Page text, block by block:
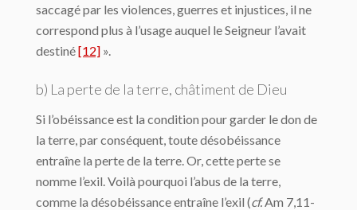
saccagé par les violences, guerres et injustices, il ne
correspond plus à l’usage auquel le Seigneur l’avait
destiné[12] ».
b) La perte de la terre, châtiment de Dieu
Si l’obéissance est la condition pour garder le don de
la terre, par conséquent, toute désobéissance
entraîne la perte de la terre. Or, cette perte se
nomme l’exil. Voilà pourquoi l’abus de la terre,
comme la désobéissance entraîne l’exil (cf.Am 7,11-